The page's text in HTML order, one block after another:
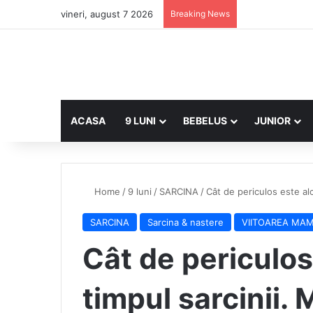
vineri, august 7 2026 Breaking News
ACASA 9 LUNI BEBELUS JUNIOR
Home / 9 luni / SARCINA /Cât de periculos este
SARCINA Sarcina & nastere VIITOAREA
Cât de
timpul sarcinii.